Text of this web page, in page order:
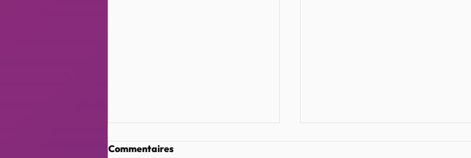
Commentaires